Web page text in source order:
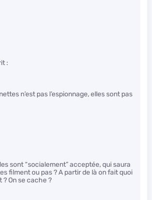
:
n’est pas l’espionnage, elles sont pas
sont “socialement” acceptée, qui saura
filment ou pas ? A partir de là on fait quoi
? On se cache ?